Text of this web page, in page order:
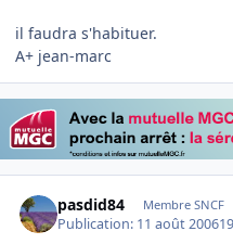
il faudra s'habituer.
A+ jean-marc
pasdid84 Membre SNCF
Publication: 11 août 2006